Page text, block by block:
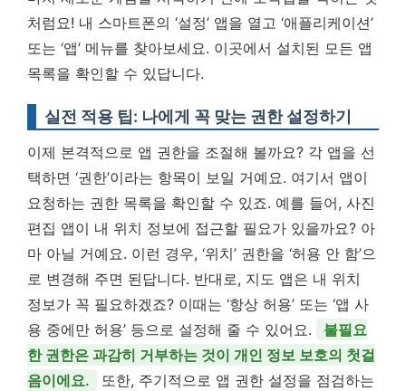
처럼요! 내 스마트폰의 ‘설정’ 앱을 열고 ‘애플리케이션’
또는 ‘앱’ 메뉴를 찾아보세요. 이곳에서 설치된 모든 앱
목록을 확인할 수 있답니다.
실전 적용 팁: 나에게 꼭 맞는 권한 설정하기
이제 본격적으로 앱 권한을 조절해 볼까요? 각 앱을 선
택하면 ‘권한’이라는 항목이 보일 거예요. 여기서 앱이
요청하는 권한 목록을 확인할 수 있죠. 예를 들어, 사진
편집 앱이 내 위치 정보에 접근할 필요가 있을까요? 아
마 아닐 거예요. 이런 경우, ‘위치’ 권한을 ‘허용 안 함’으
로 변경해 주면 된답니다. 반대로, 지도 앱은 내 위치
정보가 꼭 필요하겠죠? 이때는 ‘항상 허용’ 또는 ‘앱 사
용 중에만 허용’ 등으로 설정해 줄 수 있어요.
불필요
한 권한은 과감히 거부하는 것이 개인 정보 보호의 첫걸
음이에요.
또한, 주기적으로 앱 권한 설정을 점검하는